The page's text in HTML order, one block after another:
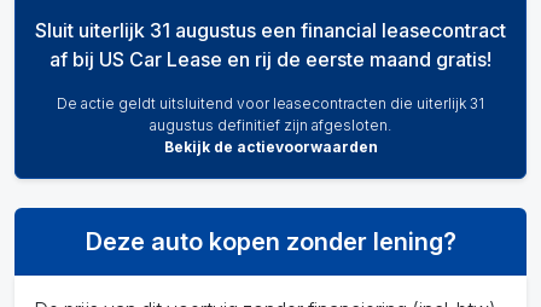
Sluit uiterlijk 31 augustus een financial leasecontract
af bij US Car Lease en rij de eerste maand gratis!
De actie geldt uitsluitend voor leasecontracten die uiterlijk 31
augustus definitief zijn afgesloten.
Bekijk de actievoorwaarden
Deze auto kopen zonder lening?